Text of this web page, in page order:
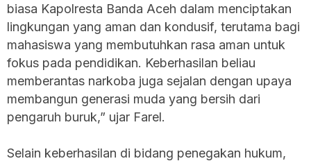
biasa Kapolresta Banda Aceh dalam menciptakan
lingkungan yang aman dan kondusif, terutama bagi
mahasiswa yang membutuhkan rasa aman untuk
fokus pada pendidikan. Keberhasilan beliau
memberantas narkoba juga sejalan dengan upaya
membangun generasi muda yang bersih dari
pengaruh buruk,” ujar Farel.
Selain keberhasilan di bidang penegakan hukum,